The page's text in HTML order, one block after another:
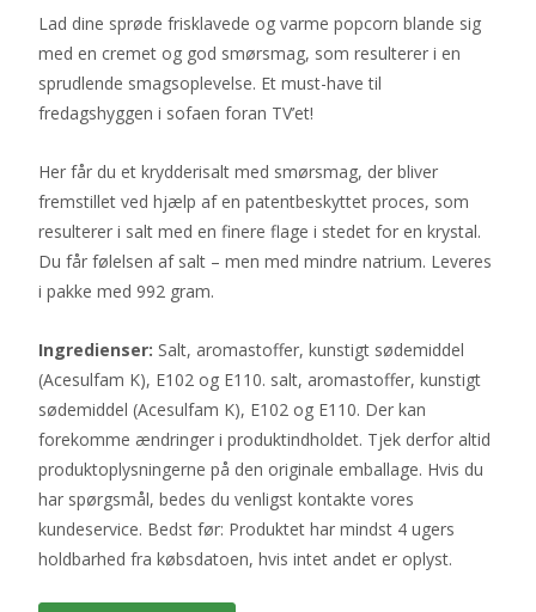
Lad dine sprøde frisklavede og varme popcorn blande sig
med en cremet og god smørsmag, som resulterer i en
sprudlende smagsoplevelse. Et must-have til
fredagshyggen i sofaen foran TV’et!
Her får du et krydderisalt med smørsmag, der bliver
fremstillet ved hjælp af en patentbeskyttet proces, som
resulterer i salt med en finere flage i stedet for en krystal.
Du får følelsen af salt – men med mindre natrium. Leveres
i pakke med 992 gram.
Ingredienser: Salt, aromastoffer, kunstigt sødemiddel
(Acesulfam K), E102 og E110. salt, aromastoffer, kunstigt
sødemiddel (Acesulfam K), E102 og E110. Der kan
forekomme ændringer i produktindholdet. Tjek derfor altid
produktoplysningerne på den originale emballage. Hvis du
har spørgsmål, bedes du venligst kontakte vores
kundeservice. Bedst før: Produktet har mindst 4 ugers
holdbarhed fra købsdatoen, hvis intet andet er oplyst.